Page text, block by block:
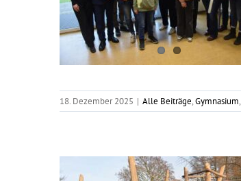
18. Dezember 2025 | Alle Beiträge,Gymnasium,